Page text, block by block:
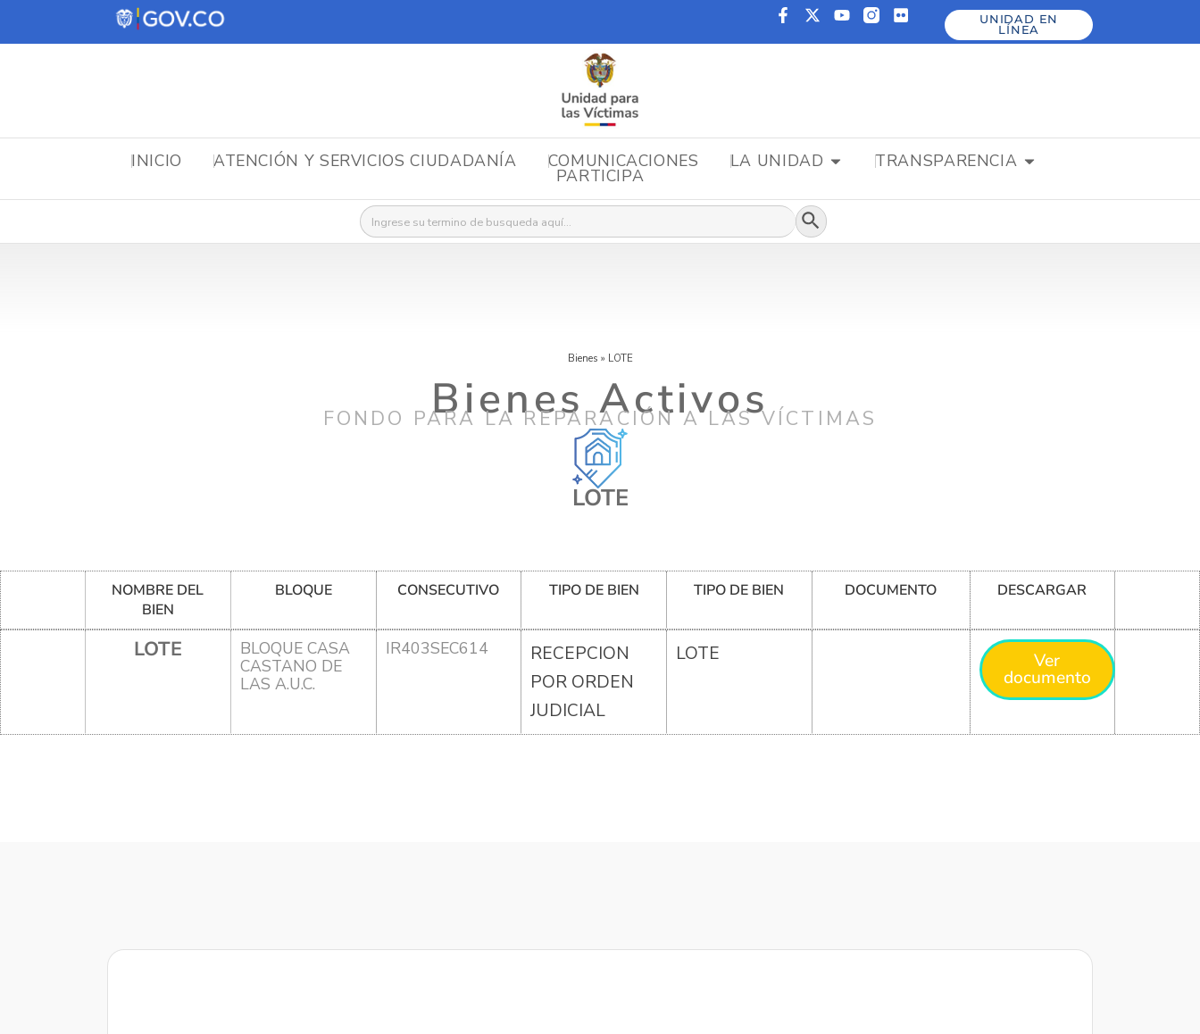
UNIDAD EN
LÍNEA
INICIO ATENCIÓN Y SERVICIOS CIUDADANÍA COMUNICACIONES LA UNIDAD TRANSPARENCIA
PARTICIPA
Buscar: Botón de búsqueda
Bienes » LOTE
Bienes Activos
FONDO PARA LA REPARACIÓN A LAS VÍCTIMAS
LOTE
NOMBRE DEL
BIEN
BLOQUE CONSECUTIVO TIPO DE BIEN TIPO DE BIEN DOCUMENTO DESCARGAR
LOTE
BLOQUE CASA
CASTANO DE
LAS A.U.C.
IR403SEC614
RECEPCION
POR ORDEN
JUDICIAL
LOTE Ver
documento